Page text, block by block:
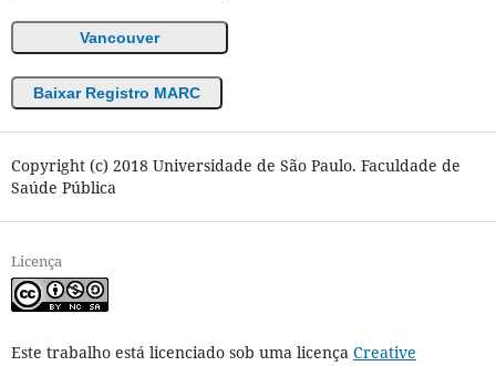
Vancouver
Baixar Registro MARC
Copyright (c) 2018 Universidade de São Paulo. Faculdade de
Saúde Pública
Licença
Este trabalho está licenciado sob uma licença Creative